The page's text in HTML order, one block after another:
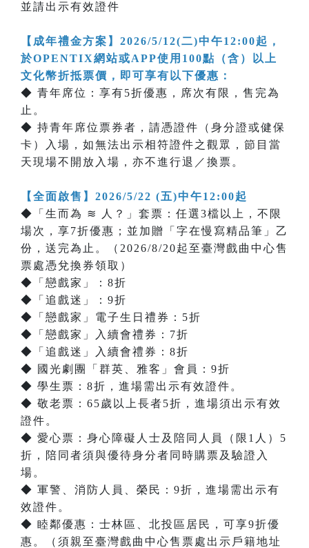
並請出示有效證件
【成年禮金方案】2026/5/12(二)中午12:00起，
於OPENTIX網站或APP使用100點（含）以上
文化幣折抵票價，即可享有以下優惠：
◆ 青年席位：享有5折優惠，席次有限，售完為
止。
◆ 持青年席位票券者，請憑證件（身分證或健保
卡）入場，如無法出示相符證件之觀眾，節目當
天現場不開放入場，亦不進行退／換票。
【全面啟售】2026/5/22 (五)中午12:00起
◆「生而為 ≋ 人？」套票：任選3檔以上，不限
場次，享7折優惠；並加贈「字在慢寫精品筆」乙
份，送完為止。（2026/8/20起至臺灣戲曲中心售
票處憑兌換券領取）
◆「戀戲家」：8折
◆「追戲迷」：9折
◆「戀戲家」電子生日禮券：5折
◆「戀戲家」入續會禮券：7折
◆「追戲迷」入續會禮券：8折
◆ 國光劇團「群英、雅客」會員：9折
◆ 學生票：8折，進場需出示有效證件。
◆ 敬老票：65歲以上長者5折，進場須出示有效
證件。
◆ 愛心票：身心障礙人士及陪同人員（限1人）5
折，陪同者須與優待身分者同時購票及驗證入
場。
◆ 軍警、消防人員、榮民：9折，進場需出示有
效證件。
◆ 睦鄰優惠：士林區、北投區居民，可享9折優
惠。（須親至臺灣戲曲中心售票處出示戶籍地址